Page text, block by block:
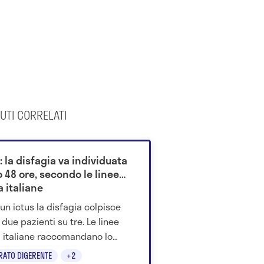
CORRELATI
DIGERENTE +2
la disfagia va individuata
48 ore, secondo le linee
italiane
ictus la disfagia colpisce
pazienti su tre. Le linee
raccomandano lo
della deglutizione entro